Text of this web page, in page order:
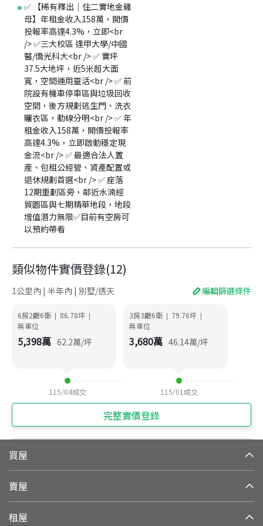
✅ 【稀有釋出｜住二實地金雞
母】年租金收入158萬，開價
投報率高達4.3%，立即<br
/> ✅三大校區 逢甲大學/中國
醫/僑光科大<br /> ✅ 實坪
37.5大地坪，近5米超大面
寬，空間運用靈活<br /> ✅ 前
院設有機車停車區與垃圾回收
空間，後方規劃逃生門、洗衣
曬衣區，動線分明<br /> ✅ 年
租金收入158萬，開價投報率
高達4.3%，立即啟動穩定現
金流<br /> ✅ 最適合法人置
產、包租公經營、資產配置或
退休規劃首選<br /> ✅ 座落
12期重劃區旁，鄰近水湳經
貿園區與七期精華地段，地段
增值潛力無限✅目前有空房可
以預約帶看
類似物件實價登錄(12)
1公里內 | 半年內 | 別墅/透天 編輯篩選條件
6房2廳6衛 | 86.78坪 |
無車位
5,398萬 62.2萬/坪
115/04成交
3房3廳6衛 | 79.76坪 |
無車位
3,680萬 46.14萬/坪
115/01 成交
完整實價登錄
買屋
賣屋
租屋